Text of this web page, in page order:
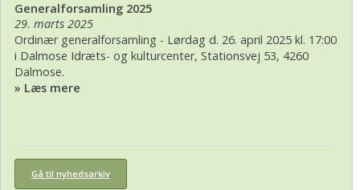
Generalforsamling 2025
29. marts 2025
Ordinær generalforsamling - Lørdag d. 26. april 2025 kl. 17:00
i Dalmose Idræts- og kulturcenter, Stationsvej 53, 4260
Dalmose.
» Læs mere
Gå til nyhedsarkiv